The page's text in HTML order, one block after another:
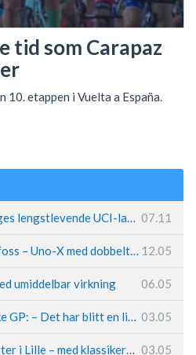
tid som Carapaz
etappen i Vuelta a España.
Fremtiden sikret for Norges lengstlevende UCI-lag – Kristoff trer inn i sentral rolle 07.11
Løland triumferte i Hønefoss – Uno-X med dobbeltslag på hjemmebane 12.05
umiddelbar virkning 06.05
Hungerholdt før Ringerike GP: – Det har blitt en livsstil 03.05
Tour de France 2025 starter i Lille – med klassikerpreg 03.05